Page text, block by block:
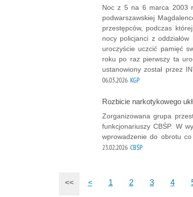
Noc z 5 na 6 marca 2003
podwarszawskiej
przestępców, podczas
nocy policjanci z
uroczyście uczcić pamięć
roku po raz pierwszy ta
ustanowiony został przez
06.03.2026 KGP
Rozbicie narkotykowego
Zorganizowana grupa
funkcjonariuszy CBŚP. W
wprowadzenie do obrotu
23.02.2026 CBŚP
<< < 1 2 3 4